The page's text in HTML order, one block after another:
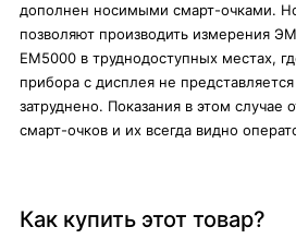
дополнен носимыми смарт-очками.
позволяют производить измерения
ЕМ5000 в труднодоступных местах,
прибора с дисплея не
затруднено. Показания в этом случае
смарт-очков и их всегда видно
Как купить этот товар?